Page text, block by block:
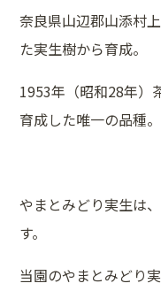
奈良県山辺郡山添村
た実生樹から育成。
1953年（昭和28年）
育成した唯一の品種。
やまとみどり実生は
す。
当園のやまとみどり